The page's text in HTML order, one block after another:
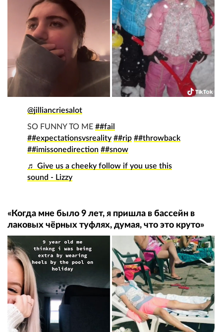
@jilliancriesalot
SO FUNNY TO ME ##fail
##expectationsvsreality ##rip ##throwback
##imissonedirection ##snow
♬ Give us a cheeky follow if you use this
sound - Lizzy
«Когда мне было 9 лет, я пришла в бассейн в
лаковых чёрных туфлях, думая, что это круто»